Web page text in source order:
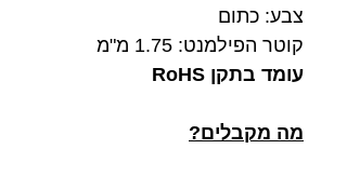
צבע: כתום
קוטר הפילמנט: 1.75 מ"מ
עומד בתקן RoHS
מה מקבלים?